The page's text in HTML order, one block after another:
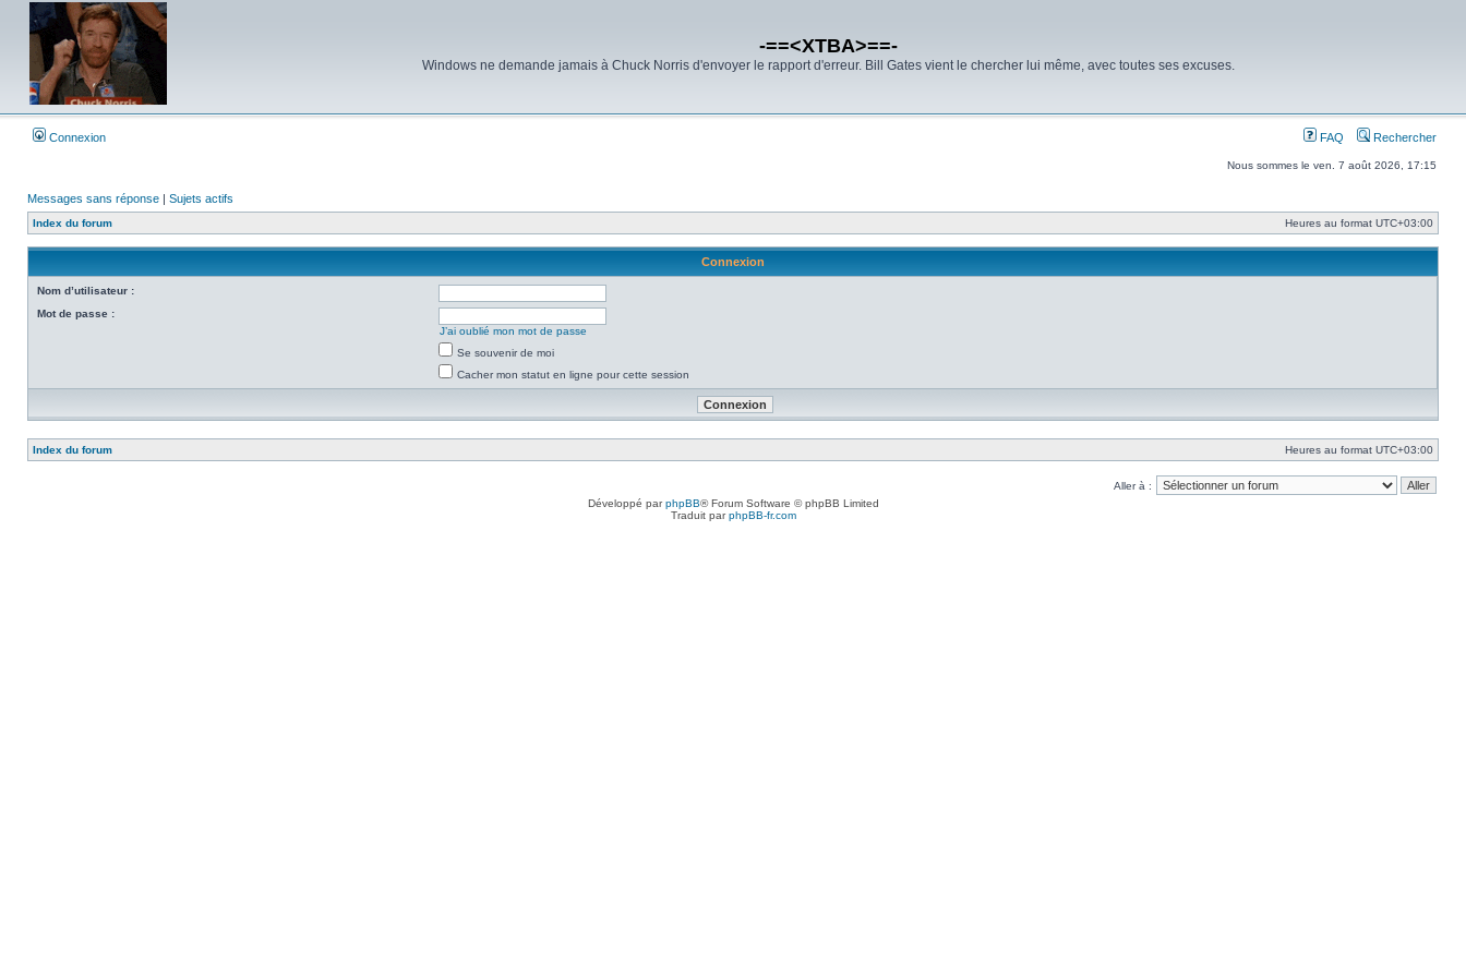
-==<XTBA>==-
Windows ne demande jamais à Chuck Norris d'envoyer le rapport d'erreur. Bill Gates vient le chercher lui même, avec toutes ses excuses.
Connexion FAQ Rechercher
Nous sommes le ven. 7 août 2026, 17:15
Messages sans réponse | Sujets actifs
Index du forum Heures au format UTC+03:00
Connexion
Nom d’utilisateur :
Mot de passe :
J’ai oublié mon mot de passe
Se souvenir de moi
Cacher mon statut en ligne pour cette session
Index du forum Heures au format UTC+03:00
Aller à :
Développé parphpBB® Forum Software © phpBB Limited
Traduit parphpBB-fr.com